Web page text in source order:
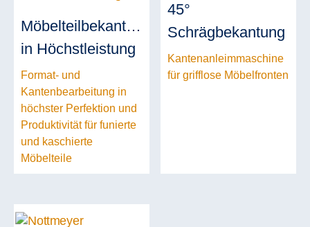
Möbelteilbekantung
in Höchstleistung
Format- und
Kantenbearbeitung in
höchster Perfektion und
Produktivität für funierte
und kaschierte
Möbelteile
45°
Schrägbekantung
Kantenanleimmaschine
für grifflose Möbelfronten